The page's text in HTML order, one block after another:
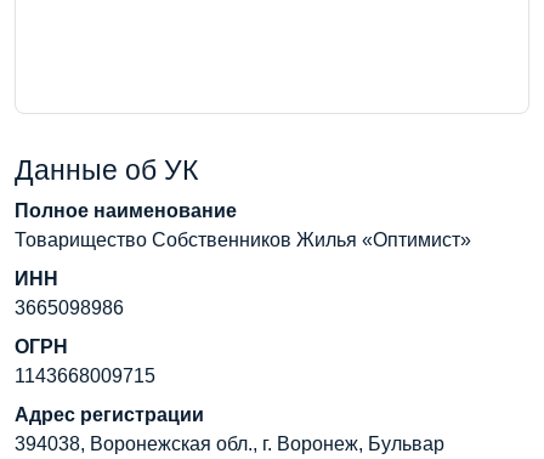
Данные об УК
Полное наименование
Товарищество Собственников Жилья «Оптимист»
ИНН
3665098986
ОГРН
1143668009715
Адрес регистрации
394038, Воронежская обл., г. Воронеж, Бульвар